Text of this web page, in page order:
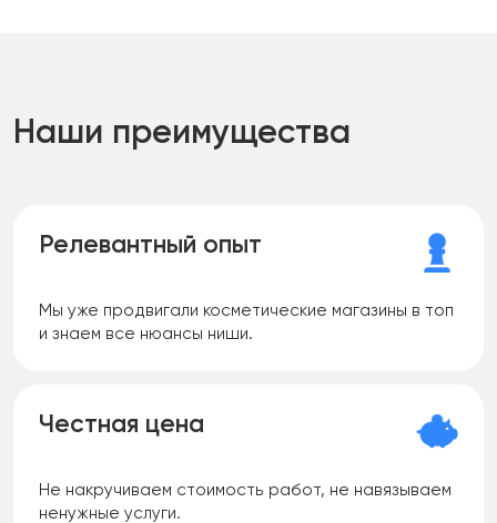
Наши преимущества
Релевантный опыт
Мы уже продвигали косметические магазины в топ
и знаем все нюансы ниши.
Честная цена
Не накручиваем стоимость работ, не навязываем
ненужные услуги.